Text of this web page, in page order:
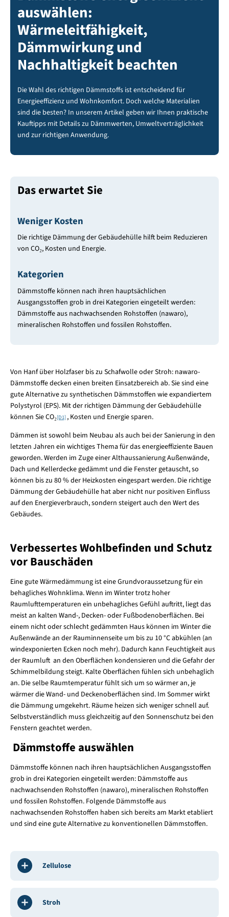
auswählen:
Wärmeleitfähigkeit,
Dämmwirkung und
Nachhaltigkeit beachten
Die Wahl des richtigen Dämmstoffs ist entscheidend für
Energieeffizienz und Wohnkomfort. Doch welche Materialien
sind die besten? In unserem Artikel geben wir Ihnen praktische
Kauftipps mit Details zu Dämmwerten, Umweltverträglichkeit
und zur richtigen Anwendung.
Das erwartet Sie
Weniger Kosten
Die richtige Dämmung der Gebäudehülle hilft beim Reduzieren
von CO₂, Kosten und Energie.
Kategorien
Dämmstoffe können nach ihren hauptsächlichen
Ausgangsstoffen grob in drei Kategorien eingeteilt werden:
Dämmstoffe aus nachwachsenden Rohstoffen (nawaro),
mineralischen Rohstoffen und fossilen Rohstoffen.
Von Hanf über Holzfaser bis zu Schafwolle oder Stroh: nawaro-
Dämmstoffe decken einen breiten Einsatzbereich ab. Sie sind eine
gute Alternative zu synthetischen Dämmstoffen wie expandiertem
Polystyrol (EPS). Mit der richtigen Dämmung der Gebäudehülle
können Sie CO₂[D1] , Kosten und Energie sparen.
Dämmen ist sowohl beim Neubau als auch bei der Sanierung in den
letzten Jahren ein wichtiges Thema für das energieeffiziente Bauen
geworden. Werden im Zuge einer Althaussanierung Außenwände,
Dach und Kellerdecke gedämmt und die Fenster getauscht, so
können bis zu 80 % der Heizkosten eingespart werden. Die richtige
Dämmung der Gebäudehülle hat aber nicht nur positiven Einfluss
auf den Energieverbrauch, sondern steigert auch den Wert des
Gebäudes.
Verbessertes Wohlbefinden und Schutz
vor Bauschäden
Eine gute Wärmedämmung ist eine Grundvoraussetzung für ein
behagliches Wohnklima. Wenn im Winter trotz hoher
Raumlufttemperaturen ein unbehagliches Gefühl auftritt, liegt das
meist an kalten Wand-, Decken- oder Fußbodenoberflächen. Bei
einem nicht oder schlecht gedämmten Haus können im Winter die
Außenwände an der Rauminnenseite um bis zu 10 °C abkühlen (an
windexponierten Ecken noch mehr). Dadurch kann Feuchtigkeit aus
der Raumluft an den Oberflächen kondensieren und die Gefahr der
Schimmelbildung steigt. Kalte Oberflächen fühlen sich unbehaglich
an. Die selbe Raumtemperatur fühlt sich um so wärmer an, je
wärmer die Wand- und Deckenoberflächen sind. Im Sommer wirkt
die Dämmung umgekehrt. Räume heizen sich weniger schnell auf.
Selbstverständlich muss gleichzeitig auf den Sonnenschutz bei den
Fenstern geachtet werden.
Dämmstoffe auswählen
Dämmstoffe können nach ihren hauptsächlichen Ausgangsstoffen
grob in drei Kategorien eingeteilt werden: Dämmstoffe aus
nachwachsenden Rohstoffen (nawaro), mineralischen Rohstoffen
und fossilen Rohstoffen. Folgende Dämmstoffe aus
nachwachsenden Rohstoffen haben sich bereits am Markt etabliert
und sind eine gute Alternative zu konventionellen Dämmstoffen.
Zellulose
Stroh